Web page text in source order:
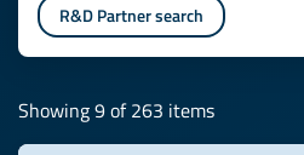
R&D Partner search
Showing 9 of 263 items